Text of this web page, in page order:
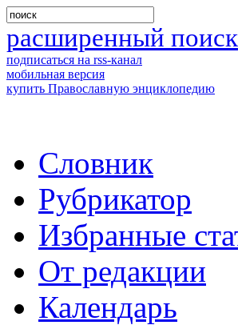
расширенный поиск
подписаться на rss-канал
мобильная версия
купить Православную энциклопедию
Словник
Рубрикатор
Избранные
От редакции
Календарь